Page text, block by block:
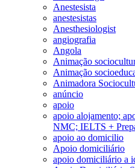
Anestesista
anestesistas
Anesthesiologist
angiografia
Angola
Animação
Animação
Animadora
anúncio
apoio
apoio alojamento;
NMC; IELTS +
apoio ao domicilio
Apoio domiciliário
apoio domiciliário a